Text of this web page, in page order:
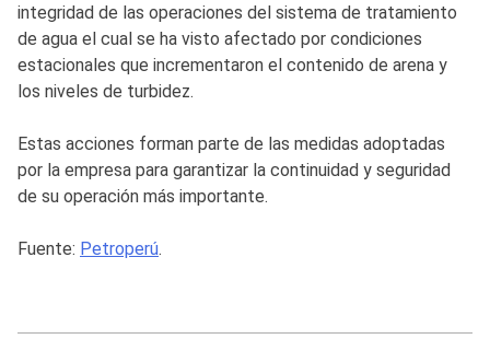
integridad de las operaciones del sistema de tratamiento
de agua el cual se ha visto afectado por condiciones
estacionales que incrementaron el contenido de arena y
los niveles de turbidez.
Estas acciones forman parte de las medidas adoptadas
por la empresa para garantizar la continuidad y seguridad
de su operación más importante.
Fuente: Petroperú.